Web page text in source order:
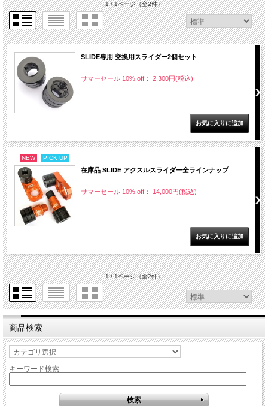
1 / 1ページ（全2件）
SLIDE専用 交換用スライダー2個セット
サマーセール 10% off： 2,300円(税込)
NEW PICK UP
在庫品 SLIDE アクスルスライダー全ラインナップ
サマーセール 10% off： 14,000円(税込)
1 / 1ページ（全2件）
商品検索
キーワード検索